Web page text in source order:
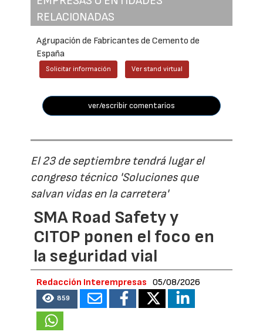
RELACIONADAS
Agrupación de Fabricantes de Cemento de
España
Solicitar información Ver stand virtual
ver/escribir comentarios
El 23 de septiembre tendrá lugar el
congreso técnico 'Soluciones que
salvan vidas en la carretera'
SMA Road Safety y
CITOP ponen el foco en
la seguridad vial
Redacción Interempresas 05/08/2026
859